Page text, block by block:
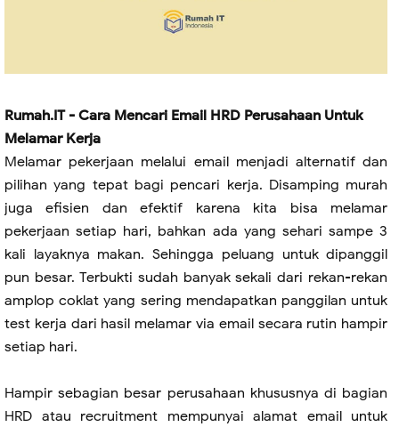
Rumah.IT - Cara Mencari Email HRD Perusahaan Untuk
Melamar Kerja
Melamar pekerjaan melalui email menjadi alternatif dan
pilihan yang tepat bagi pencari kerja. Disamping murah
juga efisien dan efektif karena kita bisa melamar
pekerjaan setiap hari, bahkan ada yang sehari sampe 3
kali layaknya makan. Sehingga peluang untuk dipanggil
pun besar. Terbukti sudah banyak sekali dari rekan-rekan
amplop coklat yang sering mendapatkan panggilan untuk
test kerja dari hasil melamar via email secara rutin hampir
setiap hari.
Hampir sebagian besar perusahaan khususnya di bagian
HRD atau recruitment mempunyai alamat email untuk